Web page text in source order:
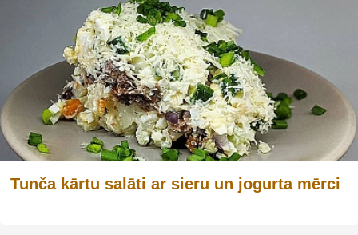
Tunča kārtu salāti ar sieru un jogurta mērci